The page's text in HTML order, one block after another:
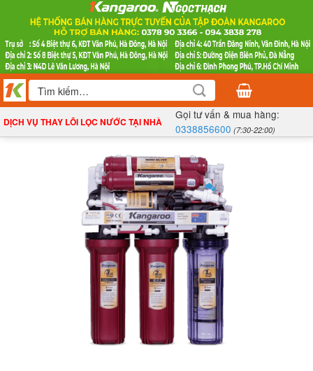
nội
dung
Tìm
kiếm:
DỊCH VỤ THAY LÕI LỌC NƯỚC TẠI NHÀ
Gọi tư vấn & mua hàng:
0338856600 (7:30-22:00)